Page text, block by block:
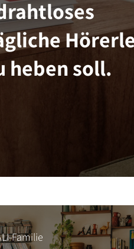
heben soll.
Familie